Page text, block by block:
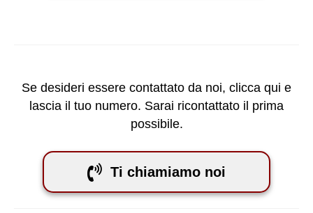
Se desideri essere contattato da noi, clicca qui e
lascia il tuo numero. Sarai ricontattato il prima
possibile.
Ti chiamiamo noi